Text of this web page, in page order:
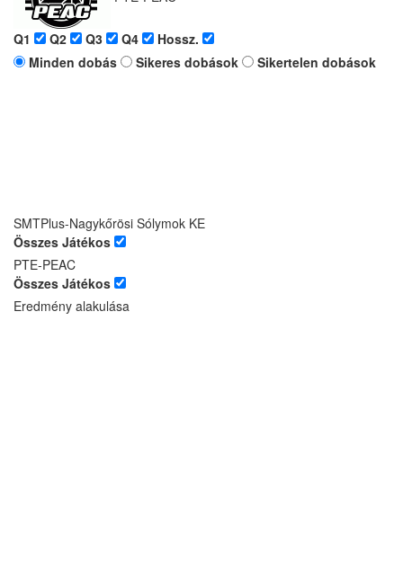
Q1 Q2 Q3 Q4
Hossz.
Minden dobás
Sikeres dobások Sikertelen dobások
SMTPlus-Nagykőrösi Sólymok KE
Összes Játékos
PTE-PEAC
Összes Játékos
Eredmény alakulása